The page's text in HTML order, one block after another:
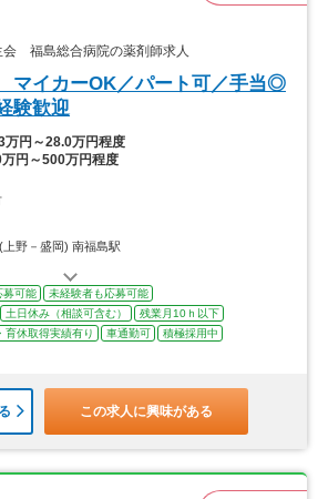
会 福島総合病院の薬剤師求人
マイカーOK／パート可／手当◎
験歓迎
万円～28.0万円程度
万円～500万円程度
上野－盛岡) 南福島駅
募可能
未経験者も応募可能
土日休み（相談可含む）
残業月10ｈ以下
育休取得実績有り 車通勤可
積極採用中
この求人に興味がある